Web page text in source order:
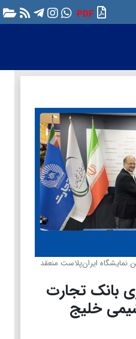
PDF
نمایشگاه ایران‌پلاست منعقد
بانک تجارت
خلیج